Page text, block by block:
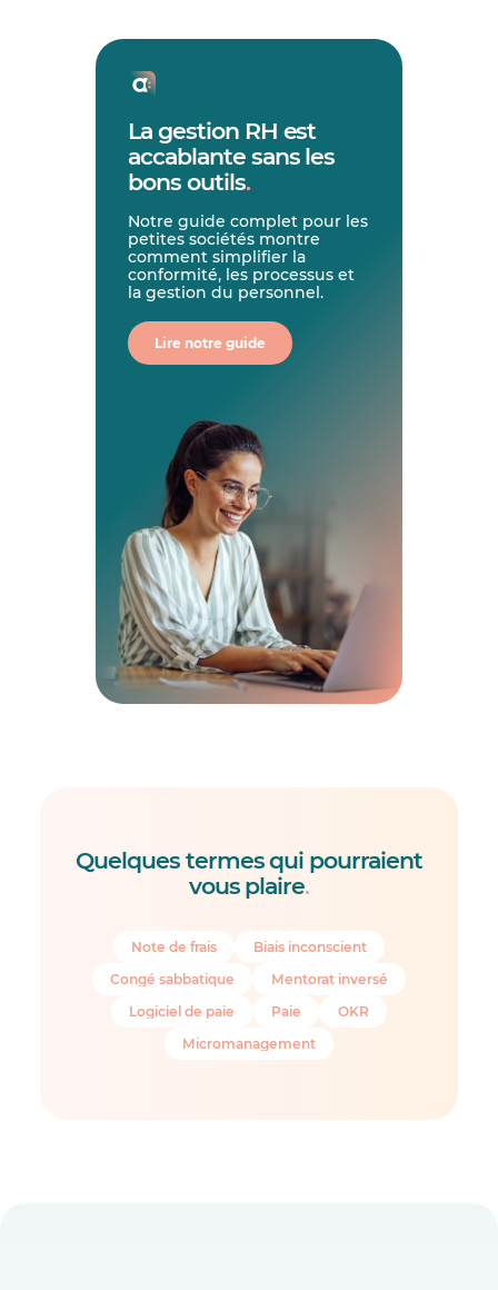
La gestion RH est
accablante sans les
bons outils.
Notre guide complet pour les
petites sociétés montre
comment simplifier la
conformité, les processus et
la gestion du personnel.
Lire notre guide
Quelques termes qui pourraient
vous plaire.
Note de frais
Biais inconscient
Congé sabbatique
Mentorat inversé
Logiciel de paie
Paie
OKR
Micromanagement